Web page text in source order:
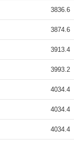
3836.6
3874.6
3913.4
3993.2
4034.4
4034.4
4034.4